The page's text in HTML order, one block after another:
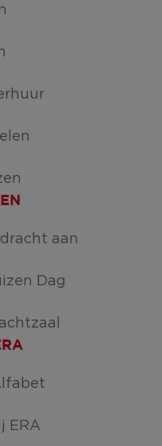
aan
Dag
ERA